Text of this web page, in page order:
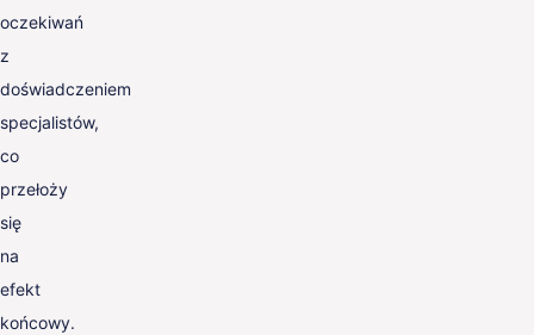
oczekiwań
z
doświadczeniem
specjalistów,
co
przełoży
się
na
efekt
końcowy.